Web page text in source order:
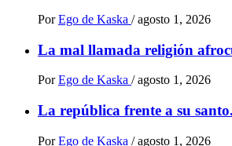
Por Ego de Kaska / agosto 1, 2026
La mal llamada religión
Por Ego de Kaska / agosto 1, 2026
La república frente a su
Por Ego de Kaska / agosto 1, 2026